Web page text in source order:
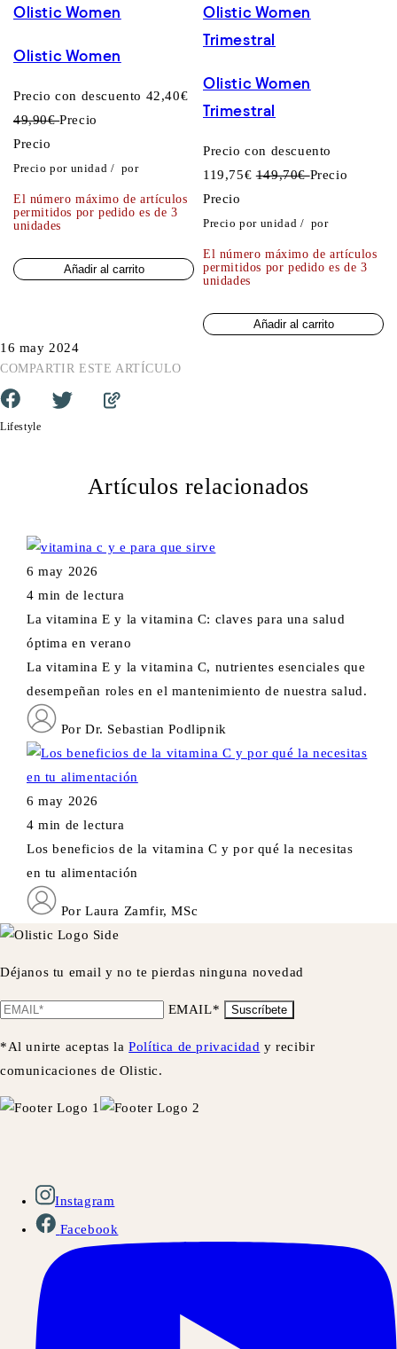
Olistic Women
Olistic Women
Precio con descuento 42,40€
49,90€Precio
Precio
Precio por unidad / por
El número máximo de artículos
permitidos por pedido es de 3
unidades
Añadir al carrito
Olistic Women
Trimestral
Olistic Women
Trimestral
Precio con descuento
119,75€149,70€Precio
Precio
Precio por unidad / por
El número máximo de artículos
permitidos por pedido es de 3
unidades
Añadir al carrito
16 may 2024
COMPARTIR ESTE ARTÍCULO
Lifestyle
Artículos relacionados
6 may 2026
4 min de lectura
La vitamina E y la vitamina C: claves para una salud
óptima en verano
La vitamina E y la vitamina C, nutrientes esenciales que
desempeñan roles en el mantenimiento de nuestra salud.
Por Dr. Sebastian Podlipnik
6 may 2026
4 min de lectura
Los beneficios de la vitamina C y por qué la necesitas
en tu alimentación
Por Laura Zamfir, MSc
Déjanos tu email y no te pierdas ninguna novedad
EMAIL* Suscríbete
*Al unirte aceptas laPolítica de privacidad y recibir
comunicaciones de Olistic.
Instagram
Facebook